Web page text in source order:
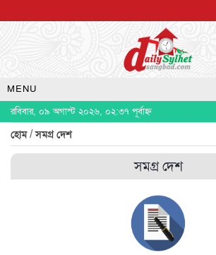
MENU
রবিবার, ০৯ অগাস্ট ২০২৬, ০২:৩৭ পূর্বাহ্ন
হোম/সমগ্র দেশ
সমগ্র দেশ